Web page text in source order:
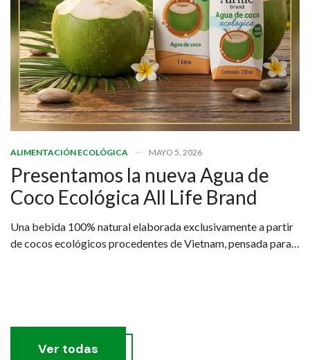
ALIMENTACIÓN ECOLÓGICA MAYO 5, 2026
Presentamos la nueva Agua de
Coco Ecológica All Life Brand
Una bebida 100% natural elaborada exclusivamente a partir
de cocos ecológicos procedentes de Vietnam, pensada para
Ver todas